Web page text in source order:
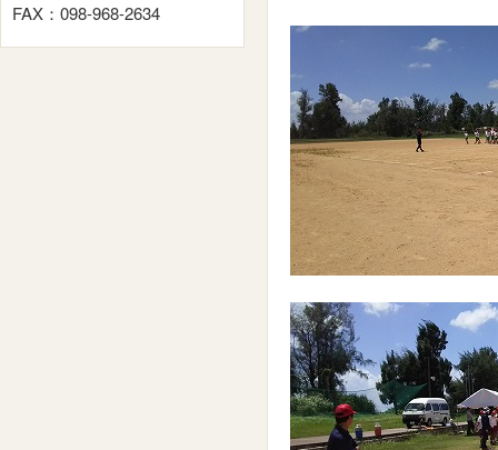
FAX：098-968-2634